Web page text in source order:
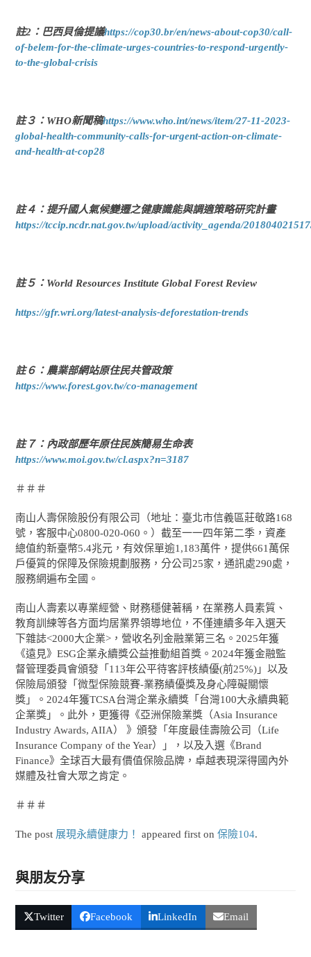
註2：巴西貝倫提議https://cop30.br/en/news-about-cop30/call-
of-belem-for-the-climate-urges-countries-to-respond-urgently-
to-the-global-crisis
註３：WHO新聞稿https://www.who.int/news/item/27-11-2023-
global-health-community-calls-for-urgent-action-on-climate-
and-health-at-cop28
註４：提升國人氣候變遷之健康識能與調適策略研究計畫
https://tccip.ncdr.nat.gov.tw/upload/activity_agenda/
註５：World Resources Institute Global Forest Review
https://gfr.wri.org/latest-analysis-deforestation-trends
註６：農業部網站原住民共管政策
https://www.forest.gov.tw/co-management
註７：內政部歷年原住民族簡易生命表
https://www.moi.gov.tw/cl.aspx?n=3187
＃＃＃
南山人壽保險股份有限公司（地址：臺北市信義區莊敬路168
號，客服中心0800-020-060。）截至一一四年第二季，資產
總值約新臺幣5.4兆元，有效保單逾1,183萬件，提供661萬保
戶優質的保障及保險規劃服務，分公司25家，通訊處290處，
服務網遍布全國。
南山人壽素以專業經營、財務穩健著稱，在業務人員素質、
教育訓練等各方面均居業界領導地位，不僅連續多年入選天
下雜誌<2000大企業>，營收名列金融業第三名。2025年獲
《遠見》ESG企業永續獎公益推動組首獎。2024年獲金融監
督管理委員會頒發「113年公平待客評核績優(前25%)」以及
保險局頒發「微型保險競賽-業務績優獎及身心障礙關懷
獎」。2024年獲TCSA台灣企業永續獎「台灣100大永續典範
企業獎」。此外，更獲得《亞洲保險業獎（Asia Insurance
Industry Awards, AIIA） 》頒發「年度最佳壽險公司（Life
Insurance Company of the Year）」，以及入選《Brand
Finance》全球百大最有價值保險品牌，卓越表現深得國內外
媒體及社會大眾之肯定。
＃＃＃
The post 展現永續健康力！ appeared first on保險104.
與朋友分享
Twitter Facebook LinkedIn Email